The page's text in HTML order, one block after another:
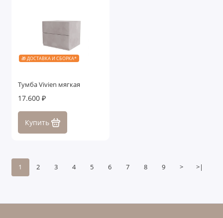
🎁 ДОСТАВКА И СБОРКА*
Тумба Vivien мягкая
17.600 ₽
Купить
1 2 3 4 5 6 7 8 9 > >|